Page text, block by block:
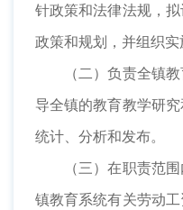
针政策和法律法规，拟
政策和规划，并组织实
（二）负责全镇教
导全镇的教育教学研
统计、分析和发布。
（三）在职责范围
镇教育系统有关劳动